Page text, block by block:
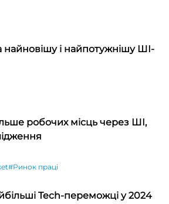
найновішу і найпотужнішу ШІ-
робочих місць через ШІ,
#Ринок праці
Tech-переможці у 2024